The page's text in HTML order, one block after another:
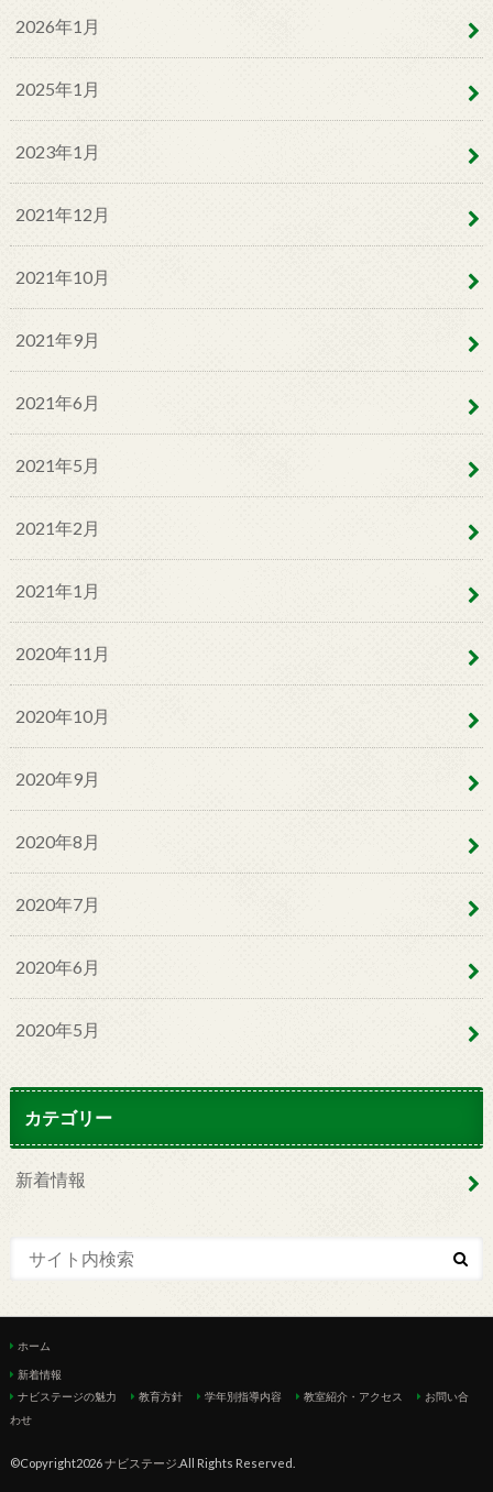
2026年1月
2025年1月
2023年1月
2021年12月
2021年10月
2021年9月
2021年6月
2021年5月
2021年2月
2021年1月
2020年11月
2020年10月
2020年9月
2020年8月
2020年7月
2020年6月
2020年5月
カテゴリー
新着情報
ホーム
新着情報
ナビステージの魅力
教育方針 学年別指導内容 教室紹介・アクセス
お問い合
わせ
©Copyright2026ナビステージ .All Rights Reserved.